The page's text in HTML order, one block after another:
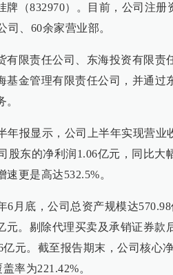
（832970）。目前，公司注册
司、60余家营业部。
有限责任公司、东海投资有限责
基金管理有限责任公司，并通过
年报显示，公司上半年实现营业
股东的净利润1.06亿元，同比大
更是高达532.5%。
6月底，公司总资产规模达
元。剔除代理买卖及承销证券款
亿元。截至报告期末，公司核心
率为221.42%。